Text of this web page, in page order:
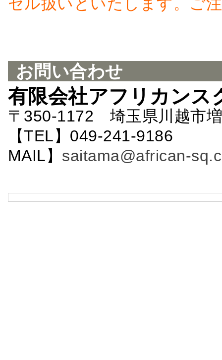
お問い合わせ
有限会社アフリカンス
〒350-1172 埼玉県川越市
【TEL】049-241-
MAIL】 saitama@african-